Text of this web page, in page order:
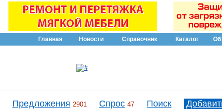
Главная Новости Справочник Каталог
Предложения 2901 Спрос 47 Поиск